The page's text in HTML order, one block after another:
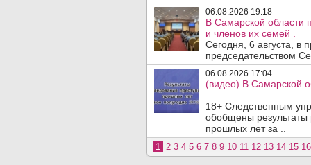
06.08.2026 19:18
В Самарской области
и членов их семей .
Сегодня, 6 августа, в
председательством
06.08.2026 17:04
(видео) В Самарской
18+ Следственным
обобщены результаты
прошлых лет за ..
1 2 3 4 5 6 7 8 9 10 11 12 13 14 15 16